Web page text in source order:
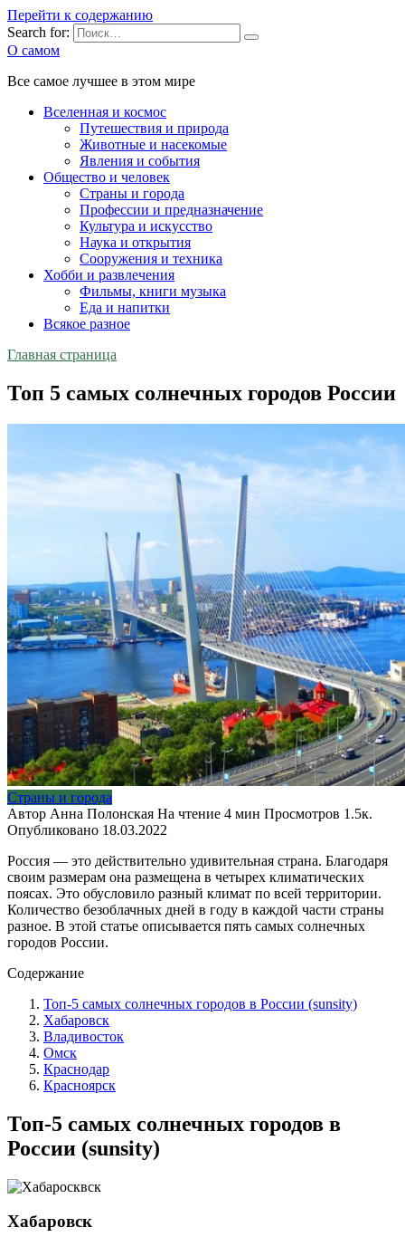
Перейти к содержанию
Search for:
О самом
Все самое лучшее в этом мире
Вселенная и космос
Путешествия и природа
Животные и насекомые
Явления и события
Общество и человек
Страны и города
Профессии и предназначение
Культура и искусство
Наука и открытия
Сооружения и техника
Хобби и развлечения
Фильмы, книги музыка
Еда и напитки
Всякое разное
Главная страница
Топ 5 самых солнечных городов России
Страны и города
Автор Анна Полонская На чтение 4 мин Просмотров 1.5к.
Опубликовано 18.03.2022
Россия — это действительно удивительная страна. Благодаря
своим размерам она размещена в четырех климатических
поясах. Это обусловило разный климат по всей территории.
Количество безоблачных дней в году в каждой части страны
разное. В этой статье описывается пять самых солнечных
городов России.
Содержание
Топ-5 самых солнечных городов в России (sunsity)
Хабаровск
Владивосток
Омск
Краснодар
Красноярск
Топ-5 самых солнечных городов в
России (sunsity)
Хабаровск